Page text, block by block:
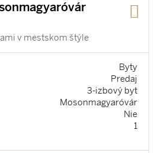
v mestskom štýle
Byty
Predaj
3-izbový byt
Mosonmagyaróvár
Nie
1